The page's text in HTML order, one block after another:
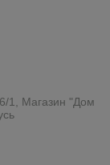
1, Магазин "Дом